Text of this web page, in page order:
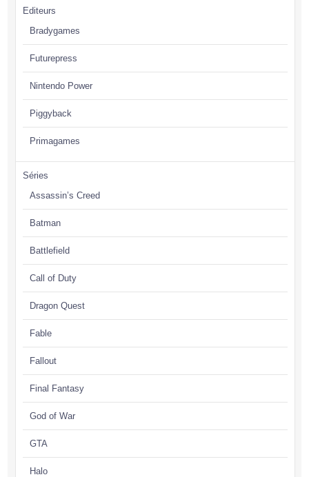
Editeurs
Bradygames
Futurepress
Nintendo Power
Piggyback
Primagames
Séries
Assassin’s Creed
Batman
Battlefield
Call of Duty
Dragon Quest
Fable
Fallout
Final Fantasy
God of War
GTA
Halo